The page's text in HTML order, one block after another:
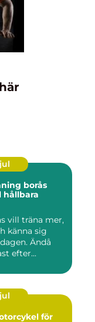
borås
hållbara
vill träna mer,
känna sig
Ändå
efter...
för